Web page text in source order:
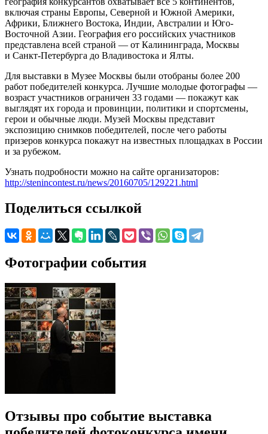
включая страны Европы, Северной и Южной Америки,
Африки, Ближнего Востока, Индии, Австралии и Юго-
Восточной Азии. География его российских участников
представлена всей страной — от Калининграда, Москвы
и Санкт-Петербурга до Владивостока и Ялты.
Для выставки в Музее Москвы были отобраны более 200
работ победителей конкурса. Лучшие молодые фотографы —
возраст участников ограничен 33 годами — покажут как
выглядят их города и провинции, политики и спортсмены,
герои и обычные люди. Музей Москвы представит
экспозицию снимков победителей, после чего работы
призеров конкурса покажут на известных площадках в России
и за рубежом.
Узнать подробности можно на сайте организаторов:
http://stenincontest.ru/news/20160705/129221.html
Поделиться ссылкой
Фотографии события
Отзывы про событие выставка